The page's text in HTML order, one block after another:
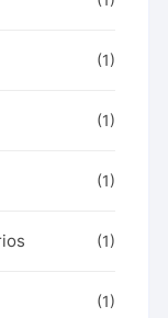
(1)
(1)
(1)
(1)
(1)